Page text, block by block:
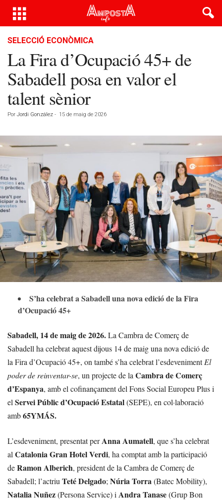
SELECCIÓ ECONÒMICA
La Fira d’Ocupació 45+ de
Sabadell posa en valor el
talent sènior
Por Jordi González - 15 de maig de 2026
S’ha celebrat a Sabadell una nova edició de la Fira
d’Ocupació 45+
Sabadell, 14 de maig de 2026.La Cambra de Comerç de
Sabadell ha celebrat aquest dijous 14 de maig una nova edició de
la Fira d’Ocupació 45+, on també s’ha celebrat l’esdevenimentEl
poder de reinventar-se, un projecte de laCambra de Comerç
d’Espanya, amb el cofinançament del Fons Social Europeu Plus i
elServei Públic d’Ocupació Estatal(SEPE), en col·laboració
amb65YMÁS.
L’esdeveniment, presentat perAnna Aumatell, que s’ha celebrat
alCatalonia Gran Hotel Verdi, ha comptat amb la participació
deRamon Alberich, president de la Cambra de Comerç de
Sabadell; l’actriuTeté Delgado;Núria Torra(Batec Mobility),
Natalia Nuñez(Persona Service) iAndra Tanase(Grup Bon